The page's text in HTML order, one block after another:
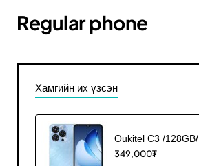
Regular phone
Хамгийн их үзсэн
Oukitel C3 /128GB/
349,000₮